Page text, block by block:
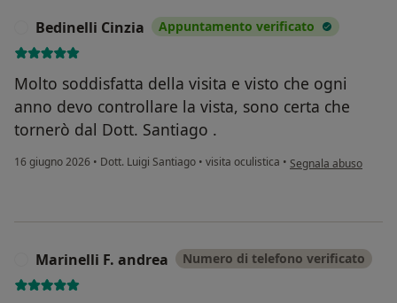
Bedinelli Cinzia Appuntamento verificato
Molto soddisfatta della visita e visto che ogni
anno devo controllare la vista, sono certa che
tornerò dal Dott. Santiago .
16 giugno 2026 • Dott. Luigi Santiago • visita oculistica • secondo l'opinione
Segnala abuso
Marinelli F. andrea Numero di telefono verificato